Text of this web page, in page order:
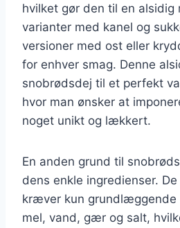
hvilket gør den til en alsidig
varianter med kanel og
versioner med ost eller
for enhver smag. Denne
snobrødsdej til et perfekt
hvor man ønsker at
noget unikt og lækkert.
En anden grund til
dens enkle ingredienser.
kræver kun grundlæggende
mel, vand, gær og salt,